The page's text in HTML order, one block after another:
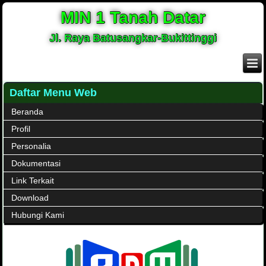
MIN 1 Tanah Datar
Jl. Raya Batusangkar-Bukittinggi
Daftar Menu Web
Beranda
Profil
Personalia
Dokumentasi
Link Terkait
Download
Hubungi Kami